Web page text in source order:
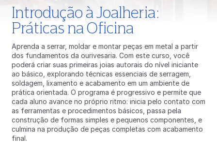
Introdução à Joalheria:
Práticas na Oficina
Aprenda a serrar, moldar e montar peças em metal a partir
dos fundamentos da ourivesaria. Com este curso, você
poderá criar suas primeiras joias autorais do nível iniciante
ao básico, explorando técnicas essenciais de serragem,
soldagem, lixamento e acabamento em um ambiente de
prática orientada. O programa é progressivo e permite que
cada aluno avance no próprio ritmo: inicia pelo contato com
as ferramentas e procedimentos básicos, passa pela
construção de formas simples e pequenos componentes, e
culmina na produção de peças completas com acabamento
final.